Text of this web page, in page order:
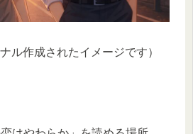
ル作成されたイメージです）